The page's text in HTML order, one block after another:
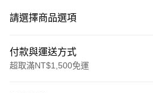
請選擇商品選項
付款與運送方式
超取滿NT$1,500免運